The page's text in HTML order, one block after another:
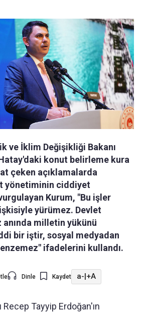
ve İklim Değişikliği Bakanı
konut belirleme kura
çeken açıklamalarda
yönetiminin ciddiyet
Kurum, "Bu işler
yürümez. Devlet
milletin yükünü
bir iştir, sosyal medyadan
ifadelerini kullandı.
Dinle Kaydet a-|+A
Recep Tayyip Erdoğan'ın